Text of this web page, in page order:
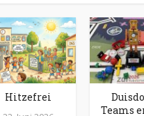
Hitzefrei
Teams